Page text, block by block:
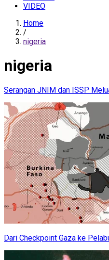
VIDEO
Home
/
nigeria
nigeria
Serangan JNIM dan ISSP
Dari Checkpoint Gaza ke